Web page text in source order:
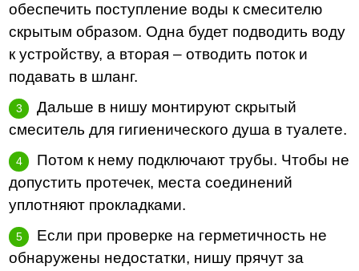
обеспечить поступление воды к смесителю
скрытым образом. Одна будет подводить воду
к устройству, а вторая – отводить поток и
подавать в шланг.
Дальше в нишу монтируют скрытый
смеситель для гигиенического душа в туалете.
Потом к нему подключают трубы. Чтобы не
допустить протечек, места соединений
уплотняют прокладками.
Если при проверке на герметичность не
обнаружены недостатки, нишу прячут за